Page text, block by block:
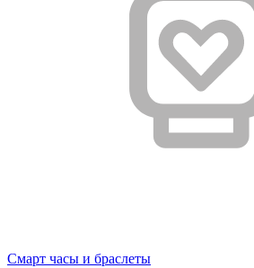
Смарт часы и браслеты